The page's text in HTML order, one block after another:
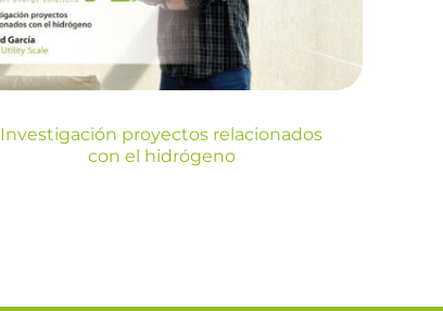
Blog
Investigación proyectos relacionados
con el hidrógeno